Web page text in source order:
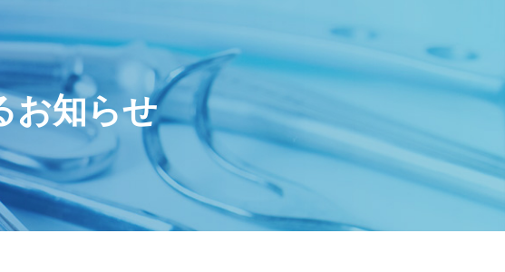
お知らせ